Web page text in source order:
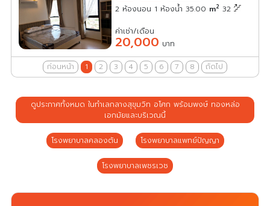
2 ห้องนอน 1 ห้องน้ำ 35.00 m2 32
ค่าเช่า/เดือน
20,000 บาท
ก่อนหน้า 1 2 3 4 5 6 7 8 ถัดไป
ดูประกาศทั้งหมด ในทำเลกลางสุขุมวิท อโศก พร้อมพงษ์ ทองหล่อ
เอกมัยและบริเวณนี้
โรงพยาบาลคลองตัน โรงพยาบาลแพทย์ปัญญา
โรงพยาบาลเพชรเวช